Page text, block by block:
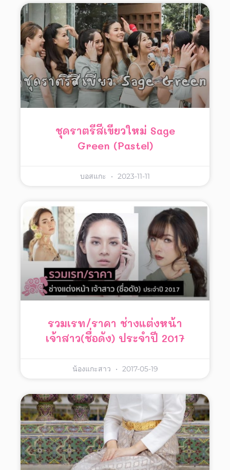
ชุดราตรีสีเขียวใหม่ Sage
Green (pastel)
บอสแกะ 2023-11-11
รวมเรท/ราคา ช่างแต่งหน้า
เจ้าสาว(ชื่อดัง) ประจำปี 2017
น้องแกะสาว 2017-05-19